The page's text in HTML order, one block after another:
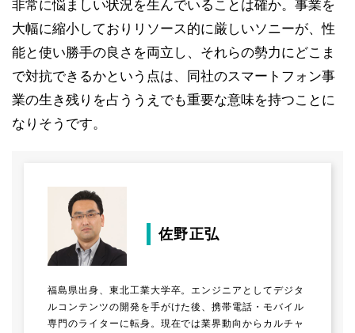
非常に悩ましい状況を生んでいることは確か。事業を
大幅に縮小しておりリソース的に厳しいソニーが、性
能と使い勝手の良さを両立し、それらの勢力にどこま
で対抗できるかという点は、同社のスマートフォン事
業の生き残りを占ううえでも重要な意味を持つことに
なりそうです。
佐野正弘
福島県出身、東北工業大学卒。エンジニアとしてデジタ
ルコンテンツの開発を手がけた後、携帯電話・モバイル
専門のライターに転身。現在では業界動向からカルチャ